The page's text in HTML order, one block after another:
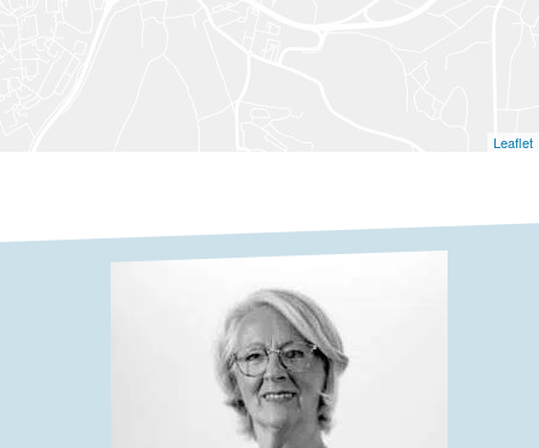
Leaflet